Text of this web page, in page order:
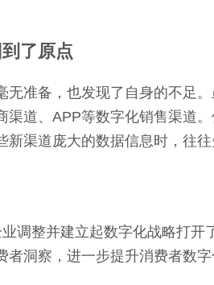
了原点
准备，也发现了自身的不足
道、APP等数字化销售渠道
渠道庞大的数据信息时，往往
调整并建立起数字化战略打开
洞察，进一步提升消费者数字